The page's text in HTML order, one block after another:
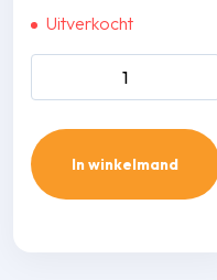
Uitverkocht
bediening aantal
In winkelmand